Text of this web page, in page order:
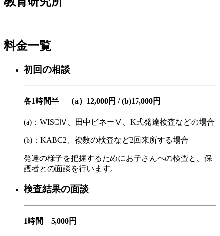
料金一覧
初回の相談
各1時間半 （a）12,000円 / (b)17,000円
(a)：WISCⅣ、田中ビネーⅤ、K式発達検査などの場合
(b)：KABC2、複数の検査など2回来所する場合
発達の様子を把握するためにお子さんへの検査と、保
護者との面談を行います。
検査結果の面談
1時間 5,000円